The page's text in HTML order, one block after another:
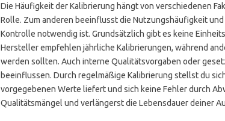
Die Häufigkeit der Kalibrierung hängt von verschiedenen
Rolle. Zum anderen beeinflusst die Nutzungshäufigkeit
Kontrolle notwendig ist. Grundsätzlich gibt es keine
Hersteller empfehlen jährliche Kalibrierungen, während
werden sollten. Auch interne Qualitätsvorgaben oder
beeinflussen. Durch regelmäßige Kalibrierung stellst du
vorgegebenen Werte liefert und sich keine Fehler durch
Qualitätsmängel und verlängerst die Lebensdauer deiner